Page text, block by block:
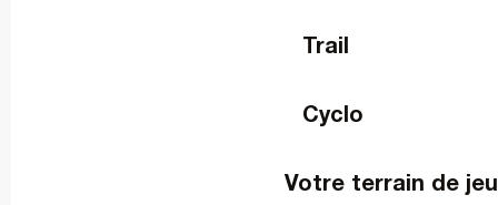
Trail
Cyclo
Votre terrain de